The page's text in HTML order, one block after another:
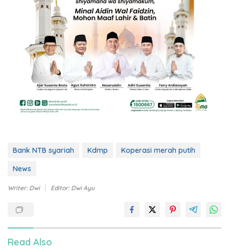
Bank NTB syariah Kdmp
Koperasi merah putih
News
Writer: Dwi Editor: Dwi Ayu
Read Also